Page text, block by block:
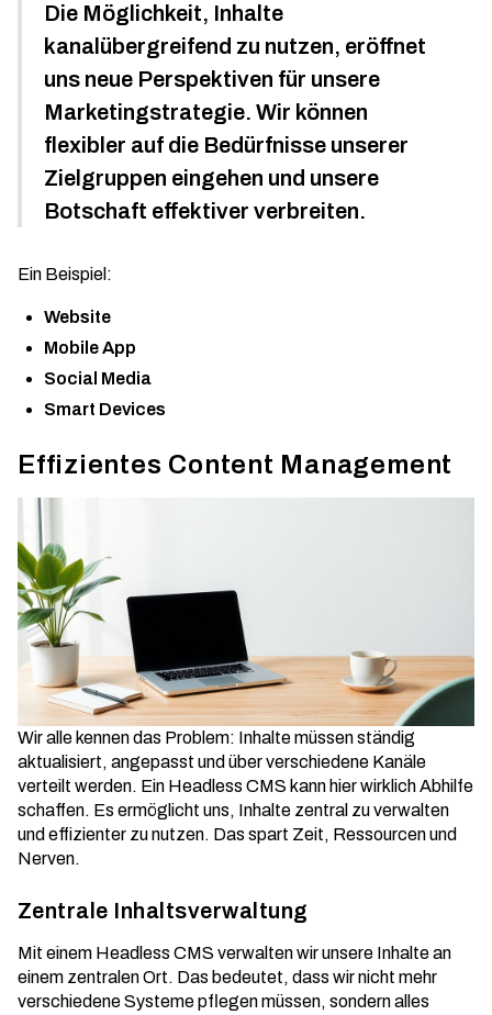
Die Möglichkeit, Inhalte
kanalübergreifend zu nutzen, eröffnet
uns neue Perspektiven für unsere
Marketingstrategie. Wir können
flexibler auf die Bedürfnisse unserer
Zielgruppen eingehen und unsere
Botschaft effektiver verbreiten.
Ein Beispiel:
Website
Mobile App
Social Media
Smart Devices
Effizientes Content Management
Wir alle kennen das Problem: Inhalte müssen ständig
aktualisiert, angepasst und über verschiedene Kanäle
verteilt werden. Ein Headless CMS kann hier wirklich Abhilfe
schaffen. Es ermöglicht uns, Inhalte zentral zu verwalten
und effizienter zu nutzen. Das spart Zeit, Ressourcen und
Nerven.
Zentrale Inhaltsverwaltung
Mit einem Headless CMS verwalten wir unsere Inhalte an
einem zentralen Ort. Das bedeutet, dass wir nicht mehr
verschiedene Systeme pflegen müssen, sondern alles